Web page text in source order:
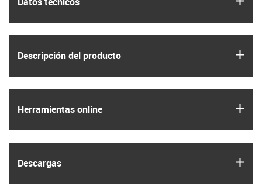
Descripción del producto
Herramientas online
Descargas